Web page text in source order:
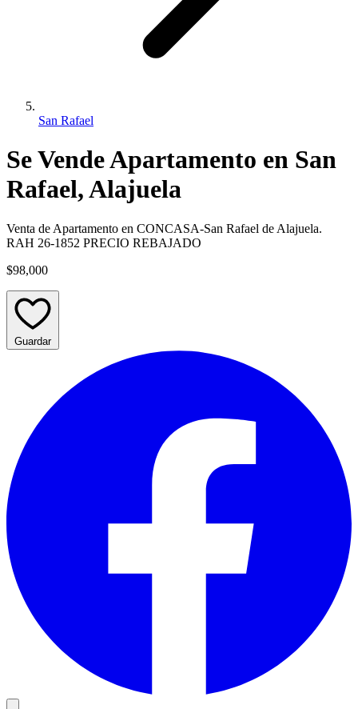
San Rafael
Se Vende Apartamento en San
Rafael, Alajuela
Venta de Apartamento en CONCASA-San Rafael de Alajuela.
RAH 26-1852 PRECIO REBAJADO
$98,000
Guardar